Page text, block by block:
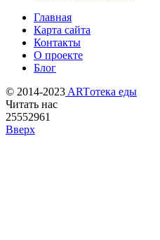
Главная
Карта сайта
Контакты
О проекте
Блог
© 2014-2023 ARTотека еды
Читать нас
25552961
Вверх